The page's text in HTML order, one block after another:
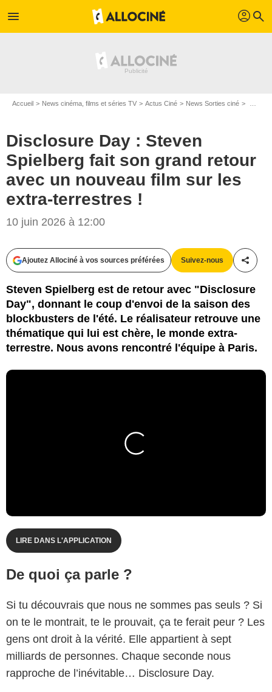
menu profil search
Accueil News cinéma, films et séries TV Actus Ciné News Sorties ciné
Disclosure Day : Steven
Spielberg fait son grand retour
avec un nouveau film sur les
extra-terrestres !
10 juin 2026 à 12:00
Ajoutez Allociné à vos sources préférées Suivez-nous
Steven Spielberg est de retour avec "Disclosure
Day", donnant le coup d'envoi de la saison des
blockbusters de l'été. Le réalisateur retrouve une
thématique qui lui est chère, le monde extra-
terrestre. Nous avons rencontré l'équipe à Paris.
LIRE DANS L'APPLICATION
De quoi ça parle ?
Si tu découvrais que nous ne sommes pas seuls ? Si
on te le montrait, te le prouvait, ça te ferait peur ? Les
gens ont droit à la vérité. Elle appartient à sept
milliards de personnes. Chaque seconde nous
rapproche de l’inévitable… Disclosure Day.